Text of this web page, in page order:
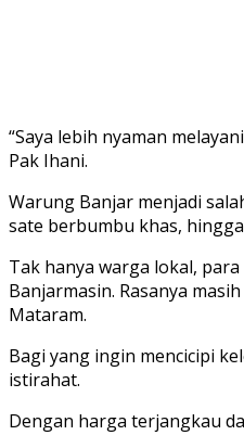
“Saya lebih nyaman
Pak Ihani.
Warung Banjar menjadi
sate berbumbu khas,
Tak hanya warga lokal,
Banjarmasin. Rasanya
Mataram.
Bagi yang ingin mencicipi
istirahat.
Dengan harga terjangkau